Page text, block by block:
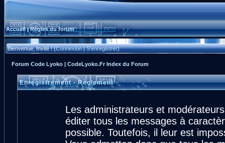
Accueil|Règles du forum
Bienvenue, Invité ! (Connexion|S'enregistrer)
Forum Code Lyoko | CodeLyoko.Fr Index du Forum
Enregistrement - Règlement
Les administrateurs et
éditer tous les messages à
possible. Toutefois, il leur est